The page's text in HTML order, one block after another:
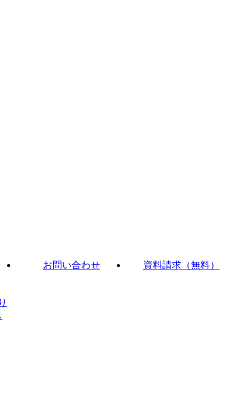
お問い合わせ 資料請求（無料）